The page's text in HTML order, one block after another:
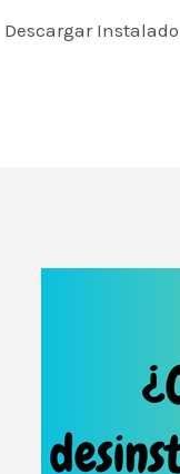
Descargar